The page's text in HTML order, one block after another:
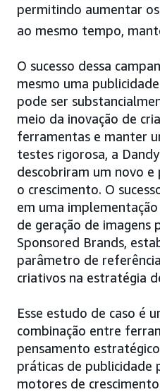
permitindo aumentar
ao mesmo tempo,
O sucesso dessa
mesmo uma
pode ser
meio da inovação de
ferramentas e manter
testes rigorosa, a
descobriram um novo
o crescimento. O
em uma
de geração de imagens
Sponsored Brands,
parâmetro de
criativos na estratégia
Esse estudo de caso é
combinação entre
pensamento
práticas de publicidade
motores de